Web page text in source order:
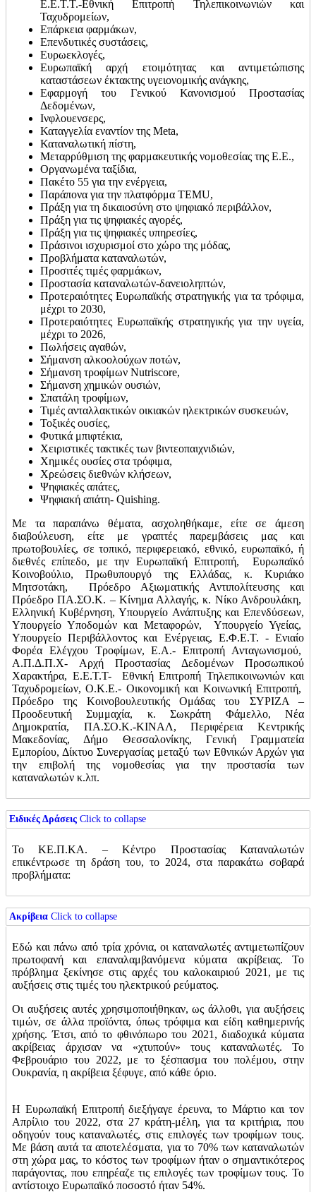
Ε.Ε.Τ.Τ.-Εθνική Επιτροπή Τηλεπικοινωνιών και
Ταχυδρομείων,
Επάρκεια φαρμάκων,
Επενδυτικές συστάσεις,
Ευρωεκλογές,
Ευρωπαϊκή αρχή ετοιμότητας και αντιμετώπισης
καταστάσεων έκτακτης υγειονομικής ανάγκης,
Εφαρμογή του Γενικού Κανονισμού Προστασίας
Δεδομένων,
Ινφλουενσερς,
Καταγγελία εναντίον της Meta,
Καταναλωτική πίστη,
Μεταρρύθμιση της φαρμακευτικής νομοθεσίας της Ε.Ε.,
Οργανωμένα ταξίδια,
Πακέτο 55 για την ενέργεια,
Παράπονα για την πλατφόρμα TEMU,
Πράξη για τη δικαιοσύνη στο ψηφιακό περιβάλλον,
Πράξη για τις ψηφιακές αγορές,
Πράξη για τις ψηφιακές υπηρεσίες,
Πράσινοι ισχυρισμοί στο χώρο της μόδας,
Προβλήματα καταναλωτών,
Προσιτές τιμές φαρμάκων,
Προστασία καταναλωτών-δανειοληπτών,
Προτεραιότητες Ευρωπαϊκής στρατηγικής για τα τρόφιμα,
μέχρι το 2030,
Προτεραιότητες Ευρωπαϊκής στρατηγικής για την υγεία,
μέχρι το 2026,
Πωλήσεις αγαθών,
Σήμανση αλκοολούχων ποτών,
Σήμανση τροφίμων Nutriscore,
Σήμανση χημικών ουσιών,
Σπατάλη τροφίμων,
Τιμές ανταλλακτικών οικιακών ηλεκτρικών συσκευών,
Τοξικές ουσίες,
Φυτικά μπιφτέκια,
Χειριστικές τακτικές των βιντεοπαιχνιδιών,
Χημικές ουσίες στα τρόφιμα,
Χρεώσεις διεθνών κλήσεων,
Ψηφιακές απάτες,
Ψηφιακή απάτη- Quishing.
Με τα παραπάνω θέματα, ασχοληθήκαμε, είτε σε άμεση
διαβούλευση, είτε με γραπτές παρεμβάσεις μας και
πρωτοβουλίες, σε τοπικό, περιφερειακό, εθνικό, ευρωπαϊκό, ή
διεθνές επίπεδο, με την Ευρωπαϊκή Επιτροπή, Ευρωπαϊκό
Κοινοβούλιο, Πρωθυπουργό της Ελλάδας, κ. Κυριάκο
Μητσοτάκη, Πρόεδρο Αξιωματικής Αντιπολίτευσης και
Πρόεδρο ΠΑ.ΣΟ.Κ. – Κίνημα Αλλαγής, κ. Νίκο Ανδρουλάκη,
Ελληνική Κυβέρνηση, Υπουργείο Ανάπτυξης και Επενδύσεων,
Υπουργείο Υποδομών και Μεταφορών, Υπουργείο Υγείας,
Υπουργείο Περιβάλλοντος και Ενέργειας, Ε.Φ.Ε.Τ. - Ενιαίο
Φορέα Ελέγχου Τροφίμων, Ε.Α.- Επιτροπή Ανταγωνισμού,
Α.Π.Δ.Π.Χ- Αρχή Προστασίας Δεδομένων Προσωπικού
Χαρακτήρα, Ε.Ε.Τ.Τ- Εθνική Επιτροπή Τηλεπικοινωνιών και
Ταχυδρομείων, Ο.Κ.Ε.- Οικονομική και Κοινωνική Επιτροπή,
Πρόεδρο της Κοινοβουλευτικής Ομάδας του ΣΥΡΙΖΑ –
Προοδευτική Συμμαχία, κ. Σωκράτη Φάμελλο, Νέα
Δημοκρατία, ΠΑ.ΣΟ.Κ.-ΚΙΝΑΛ, Περιφέρεια Κεντρικής
Μακεδονίας, Δήμο Θεσσαλονίκης, Γενική Γραμματεία
Εμπορίου, Δίκτυο Συνεργασίας μεταξύ των Εθνικών Αρχών για
την επιβολή της νομοθεσίας για την προστασία των
καταναλωτών κ.λπ.
Ειδικές Δράσεις Click to collapse
Το ΚΕ.Π.ΚΑ. – Κέντρο Προστασίας Καταναλωτών
επικέντρωσε τη δράση του, το 2024, στα παρακάτω σοβαρά
προβλήματα:
Ακρίβεια Click to collapse
Εδώ και πάνω από τρία χρόνια, οι καταναλωτές αντιμετωπίζουν
πρωτοφανή και επαναλαμβανόμενα κύματα ακρίβειας. Το
πρόβλημα ξεκίνησε στις αρχές του καλοκαιριού 2021, με τις
αυξήσεις στις τιμές του ηλεκτρικού ρεύματος.
Οι αυξήσεις αυτές χρησιμοποιήθηκαν, ως άλλοθι, για αυξήσεις
τιμών, σε άλλα προϊόντα, όπως τρόφιμα και είδη καθημερινής
χρήσης. Έτσι, από το φθινόπωρο του 2021, διαδοχικά κύματα
ακρίβειας άρχισαν να «χτυπούν» τους καταναλωτές. Το
Φεβρουάριο του 2022, με το ξέσπασμα του πολέμου, στην
Ουκρανία, η ακρίβεια ξέφυγε, από κάθε όριο.
Η Ευρωπαϊκή Επιτροπή διεξήγαγε έρευνα, το Μάρτιο και τον
Απρίλιο του 2022, στα 27 κράτη-μέλη, για τα κριτήρια, που
οδηγούν τους καταναλωτές, στις επιλογές των τροφίμων τους.
Με βάση αυτά τα αποτελέσματα, για το 70% των καταναλωτών
στη χώρα μας, το κόστος των τροφίμων ήταν ο σημαντικότερος
παράγοντας, που επηρέαζε τις επιλογές των τροφίμων τους. Το
αντίστοιχο Ευρωπαϊκό ποσοστό ήταν 54%.